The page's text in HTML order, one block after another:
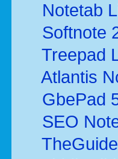
Notetab
Softnote
Treepad
Atlantis
GbePad
SEO